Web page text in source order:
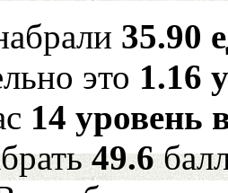
35.90
это 1.16
14 уровень
49.6